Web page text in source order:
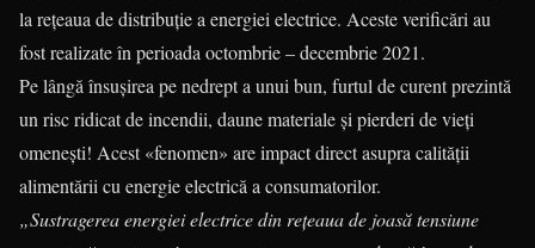
la rețeaua de distribuție a energiei electrice. Aceste verificări au
fost realizate în perioada octombrie – decembrie 2021.
Pe lângă însușirea pe nedrept a unui bun, furtul de curent prezintă
un risc ridicat de incendii, daune materiale și pierderi de vieți
omenești! Acest «fenomen» are impact direct asupra calității
alimentării cu energie electrică a consumatorilor.
„Sustragerea energiei electrice din rețeaua de joasă tensiune